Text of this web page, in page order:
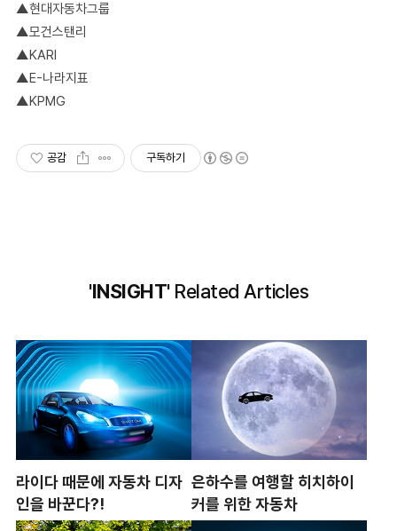
▲현대자동차그룹
▲모건스탠리
▲KARI
▲E-나라지표
▲KPMG
공감 구독하기
'INSIGHT'Related Articles
라이다 때문에 자동차 디자
인을 바꾼다?!
은하수를 여행할 히치하이
커를 위한 자동차